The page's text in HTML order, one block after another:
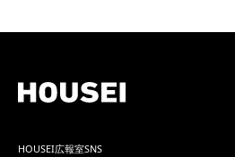
HOUSEI広報室SNS